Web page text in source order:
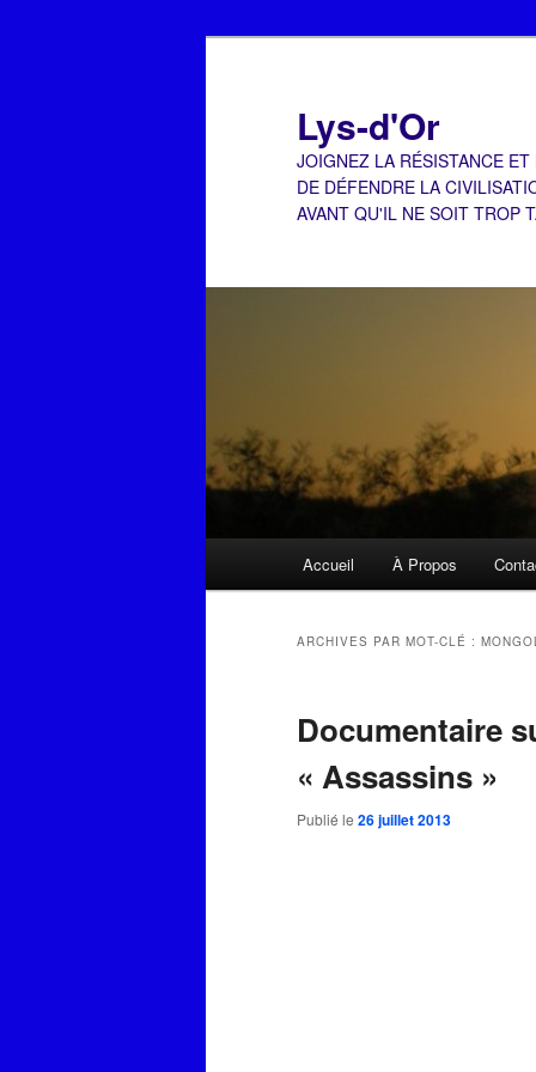
Lys-d'Or
JOIGNEZ LA RÉSISTANCE
DE DÉFENDRE LA
AVANT QU'IL NE SOIT TROP
Accueil À Propos
ARCHIVES PAR MOT-CLÉ :
Documentaire
« Assassins »
Publié le 26 juillet 2013